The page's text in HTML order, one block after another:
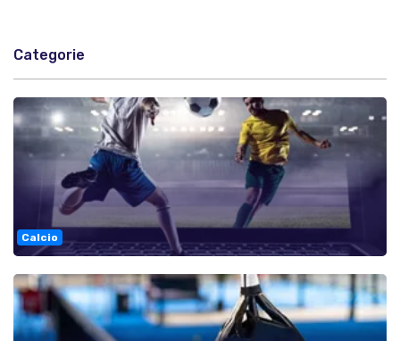
Categorie
Calcio